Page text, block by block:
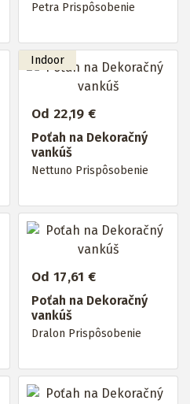
Petra Prispôsobenie
Od 22,19 €
Poťah na Dekoračný
vankúš
Nettuno Prispôsobenie
Od 17,61 €
Poťah na Dekoračný
vankúš
Dralon Prispôsobenie